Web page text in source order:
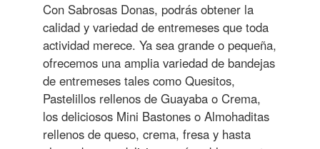
Con Sabrosas Donas, podrás obtener la
calidad y variedad de entremeses que toda
actividad merece. Ya sea grande o pequeña,
ofrecemos una amplia variedad de bandejas
de entremeses tales como Quesitos,
Pastelillos rellenos de Guayaba o Crema,
los deliciosos Mini Bastones o Almohaditas
rellenos de queso, crema, fresa y hasta